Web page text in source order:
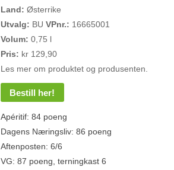
Land: Østerrike
Utvalg: BU VPnr.: 16665001
Volum: 0,75 l
Pris: kr 129,90
Les mer om produktet og produsenten.
Bestill her!
Apéritif: 84 poeng
Dagens Næringsliv: 86 poeng
Aftenposten: 6/6
VG: 87 poeng, terningkast 6